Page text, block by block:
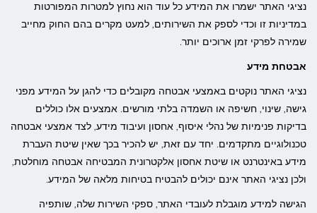
נציגי האתר ישמרו את המידע כל עוד הוא נחוץ למטרות המפורטות
במדיניות זו וכדי לספק את השירותים, למעט מקרים בהם החוק מחייב
שמירה לפרקי זמן ארוכים יותר.
אבטחת מידע
נציגי האתר נוקטים באמצעי אבטחה מקובלים כדי להגן על המידע מפני
גישה, שינוי, חשיפה או השמדה בלתי מורשים. אמצעים אלו כוללים
בדיקות פנימיות של נהלי איסוף, אחסון ועיבוד מידע, לצד אמצעי אבטחה
טכנולוגיים מתקדמים. יחד עם זאת, יש להכיר בכך שאין שיטת העברת
מידע באינטרנט או שיטת אחסון אלקטרונית המבטיחה אבטחה מוחלטת,
ולכן נציגי האתר אינם יכולים להבטיח בטיחות מלאה של המידע.
הגישה למידע מוגבלת לעובדי האתר, ספקי השירות שלה, שותפיה